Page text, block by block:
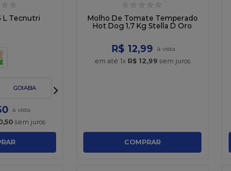
☆ ☆
L Tecnutri
GOIABA
,50sem juros
☆ ☆ ☆ ☆ ☆
Molho De Tomate Temperado
Hot Dog 1,7 Kg Stella D Oro
R$ 12,99
em até 1x R$ 12,99 sem juros
COMPRAR